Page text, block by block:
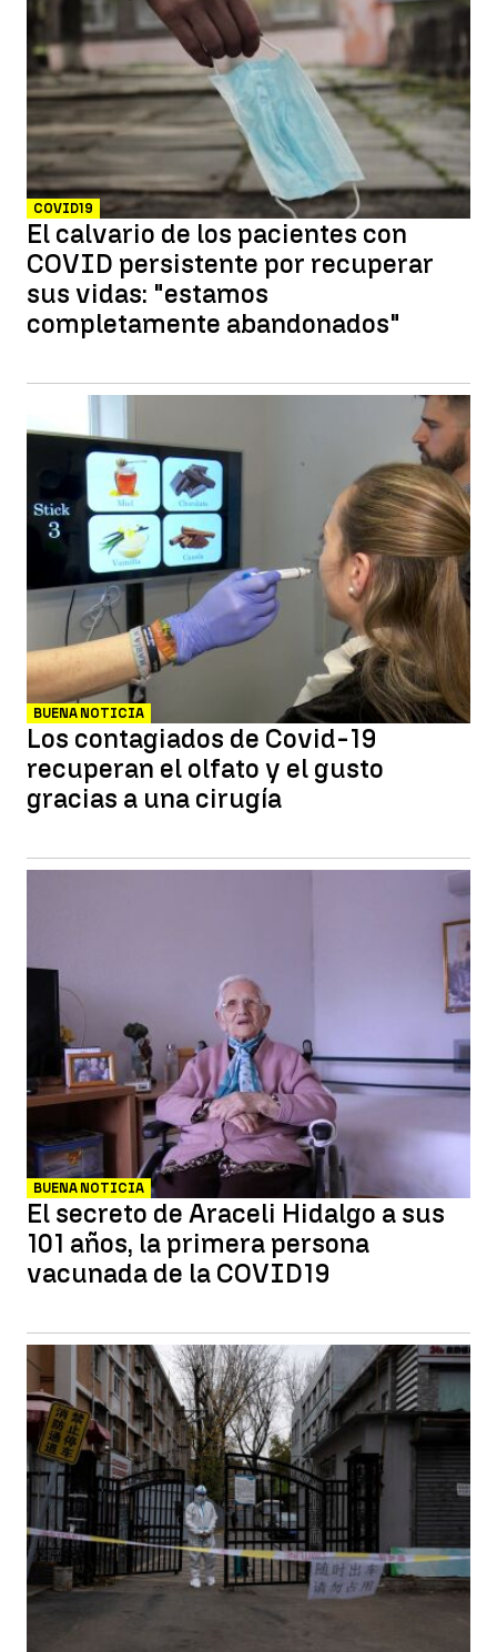
COVID19
El calvario de los pacientes con
COVID persistente por recuperar
sus vidas: "estamos
completamente abandonados"
BUENA NOTICIA
Los contagiados de Covid-19
recuperan el olfato y el gusto
gracias a una cirugía
BUENA NOTICIA
El secreto de Araceli Hidalgo a sus
101 años, la primera persona
vacunada de la COVID19